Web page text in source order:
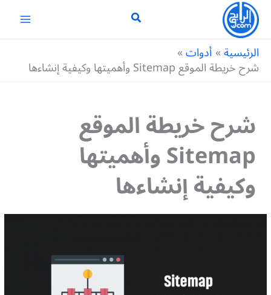
تخطي
المحتوى
الرئيسية أدوات
شرح خريطة الموقع Sitemap وأهميتها وكيفية إنشاءها
شرح خريطة الموقع
Sitemap وأهميتها
وكيفية إنشاءها